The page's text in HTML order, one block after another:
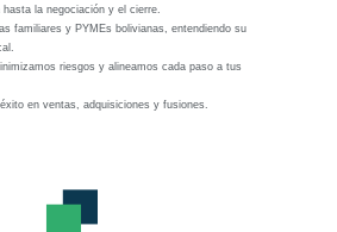
la negociación y el cierre.
familiares y PYMEs bolivianas, entendiendo su
riesgos y alineamos cada paso a tus
en ventas, adquisiciones y fusiones.